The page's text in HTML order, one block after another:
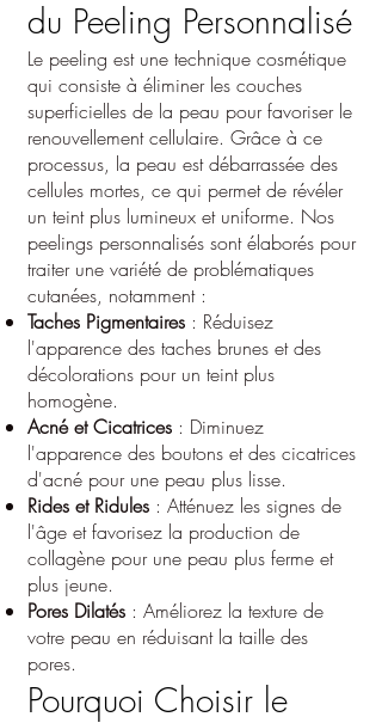
du Peeling Personnalisé
Le peeling est une technique cosmétique
qui consiste à éliminer les couches
superficielles de la peau pour favoriser le
renouvellement cellulaire. Grâce à ce
processus, la peau est débarrassée des
cellules mortes, ce qui permet de révéler
un teint plus lumineux et uniforme. Nos
peelings personnalisés sont élaborés pour
traiter une variété de problématiques
cutanées, notamment :
Taches Pigmentaires : Réduisez
l'apparence des taches brunes et des
décolorations pour un teint plus
homogène.
Acné et Cicatrices : Diminuez
l'apparence des boutons et des cicatrices
d'acné pour une peau plus lisse.
Rides et Ridules : Atténuez les signes de
l'âge et favorisez la production de
collagène pour une peau plus ferme et
plus jeune.
Pores Dilatés : Améliorez la texture de
votre peau en réduisant la taille des
pores.
Pourquoi Choisir le